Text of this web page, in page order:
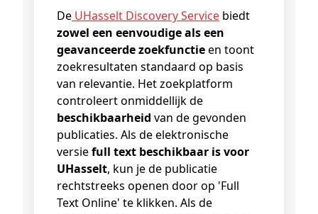
De UHasselt Discovery Service biedt
zowel een eenvoudige als een
geavanceerde zoekfunctieen toont
zoekresultaten standaard op basis
van relevantie. Het zoekplatform
controleert onmiddellijk de
beschikbaarheid van de gevonden
publicaties. Als de elektronische
versiefull text beschikbaar is voor
UHasselt, kun je de publicatie
rechtstreeks openen door op 'Full
Text Online' te klikken. Als de